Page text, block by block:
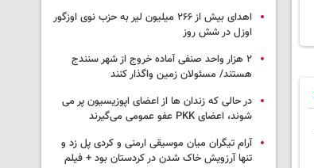
اهدای بیش از ۲۶۶ میلیون لیر به حزب نوی اوزگور
اوزل در شش روز
۲ هزار واحد صنفی آماده خروج از شهر سنندج
هستند/ مسئولان زمین واگذار کنند
در حالی که زندان ها از اعضای اپوزیسیون پر می
شوند، اعضای PKK عفو عمومی می‌گیرند
آرام تیگران میان موسیقی ارمنی و کردی پل زد و
تنها آرزویش خاک شدن در کردستان بود + فیلم